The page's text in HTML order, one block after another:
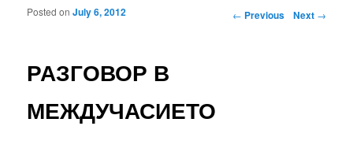
Post navigation
← Previous Next →
РАЗГОВОР В
МЕЖДУЧАСИЕТО
Posted onJuly 6, 2012